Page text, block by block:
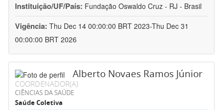
Instituição/UF/País: Fundação Oswaldo Cruz - RJ - Brasil
Vigência: Thu Dec 14 00:00:00 BRT 2023-Thu Dec 31
00:00:00 BRT 2026
Alberto Novaes Ramos Júnior
COORDENADOR(A)
CIÊNCIAS DA SAÚDE
Saúde Coletiva